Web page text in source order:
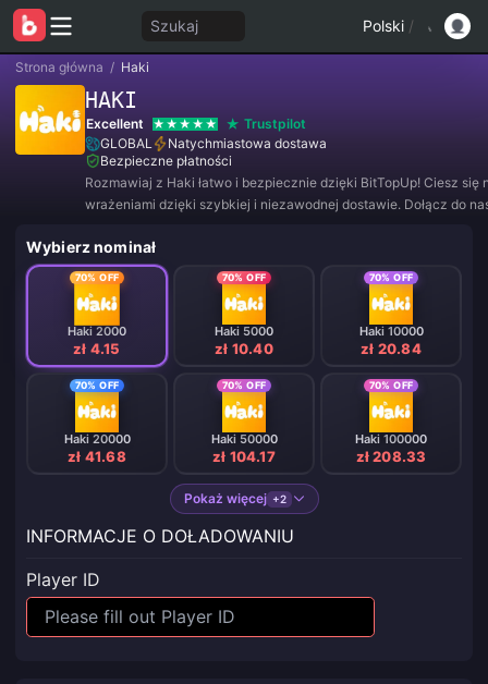
Szukaj Polski /
Strona główna / Haki
HAKI
Excellent
Trustpilot
GLOBAL
Natychmiastowa dostawa
Bezpieczne płatności
Rozmawiaj z Haki łatwo i bezpiecznie dzięki BitTopUp! Ciesz się
wrażeniami dzięki szybkiej i niezawodnej dostawie. Dołącz do
Wybierz nominał
70% OFF
Haki 2000
zł 4.15
70% OFF
Haki 5000
zł 10.40
70% OFF
Haki 10000
zł 20.84
70% OFF
Haki 20000
zł 41.68
70% OFF
Haki 50000
zł 104.17
70% OFF
Haki 100000
zł 208.33
Pokaż więcej +2
INFORMACJE O DOŁADOWANIU
Player ID